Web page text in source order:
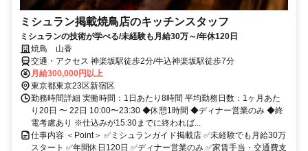
ミシュラン掲載焼鳥店のキッチンスタッフ
ミシュランの技術が学べる/未経験も月給30万～/年休120日
焼鳥 山香
交通・アクセス 神楽坂駅徒歩2分/牛込神楽坂駅徒歩7分
月給300,000円以上
東京都東京23区新宿区
勤務時間詳細 実働時間：1日あたり8時間 平均勤務日数：1ヶ月あた
り20日 〜 22日 10:00〜23:30 ◆休憩1時間 ◆ディナー営業のみ ◆終
電考慮あり ※仕込みが15:30までに終われば...
仕事内容 ＜Point＞ ✅ミシュランガイド掲載店 ✅未経験でも月給30万
スタート ✅年間休日120日 ✅ディナー営業のみ ✅家賃手当・交通費支